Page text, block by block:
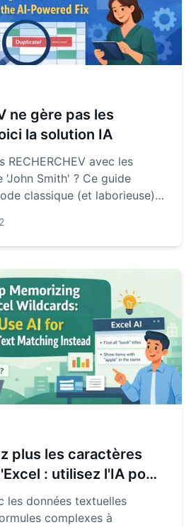
ne gère pas les
la solution IA
RECHERCHEV avec les
'John Smith' ? Ce guide
classique (et laborieuse)
résout le problème
sans formules
plus les caractères
: utilisez l'IA pour
de texte partielle
les données textuelles
complexes à